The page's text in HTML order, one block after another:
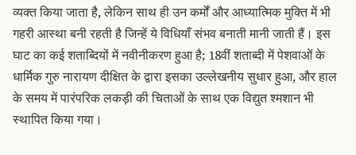
व्यक्त किया जाता है, लेकिन साथ ही उनकर्मों और आध्यात्मिक मुक्तिमें भी
गहरी आस्था बनी रहती है जिन्हें ये विधियाँ संभव बनाती मानी जाती हैं।इस
घाट का कई शताब्दियों में नवीनीकरण हुआ है; 18वीं शताब्दी में पेशवाओं के
धार्मिक गुरु नारायण दीक्षित के द्वारा इसका उल्लेखनीय सुधार हुआ, और हाल
के समय में पारंपरिक लकड़ी की चिताओं के साथ एक विद्युत श्मशान भी
स्थापित किया गया।